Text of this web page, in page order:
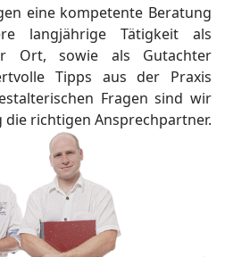
eine kompetente Beratung
langjährige Tätigkeit als
Ort, sowie als Gutachter
Tipps aus der Praxis
Fragen sind wir
richtigen Ansprechpartner.